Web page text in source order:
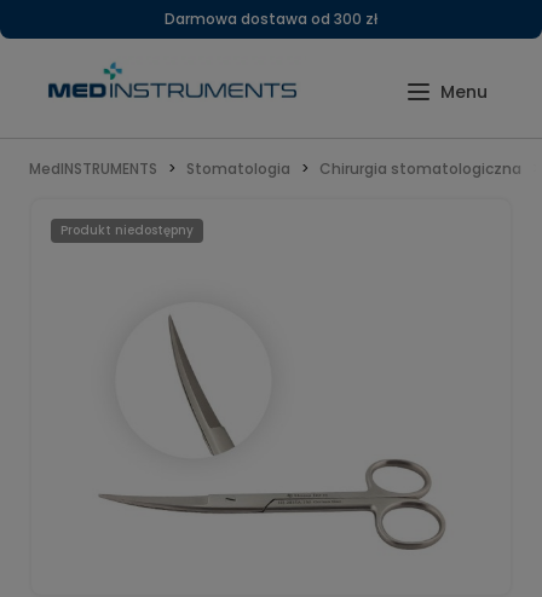
Darmowa dostawa od 300 zł
MedINSTRUMENTS Stomatologia Chirurgia stomatologiczna
Produkt niedostępny